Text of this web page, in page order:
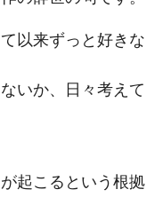
以来ずっと好きな
いか、日々考えて
起こるという根拠